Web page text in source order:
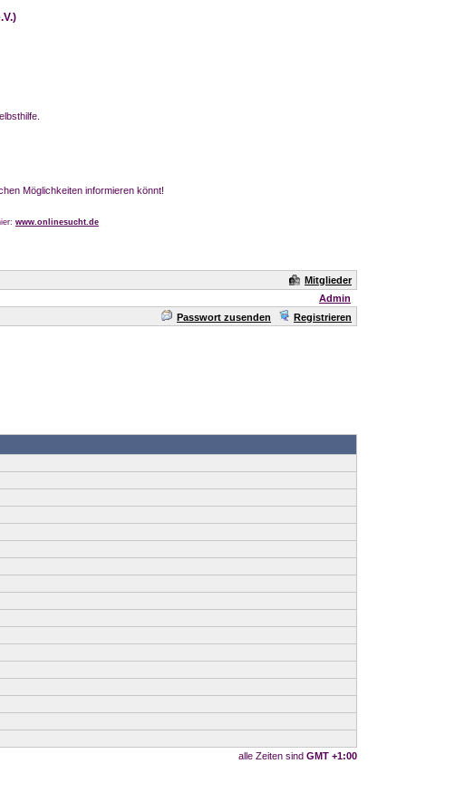
Möglichkeiten informieren könnt!
www.onlinesucht.de
Mitglieder
Admin
Passwort zusenden Registrieren
alle Zeiten sind GMT +1:00